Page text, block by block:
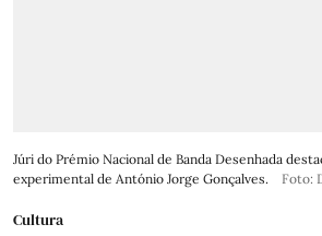
Júri do Prémio Nacional de Banda Desenhada
experimental de António Jorge Gonçalves.
Foto:
Cultura